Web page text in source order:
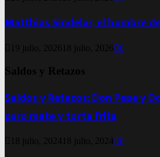
Matthias Sindelar, el hombre
19 julio, 2026 18 julio, 2026 0
Saldos y Retazos
Saldos y Retazos: Don Pepe y
puro mate y torta frita
18 julio, 2024 18 julio, 2024 0